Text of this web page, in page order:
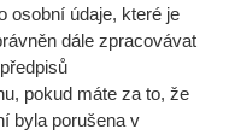
osobní údaje, které je
dále zpracovávat
pokud máte za to, že
byla porušena v